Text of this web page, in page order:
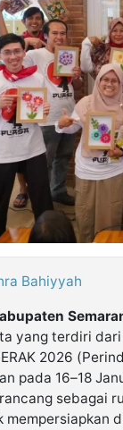
Bahiyyah
yang terdiri dari
2026
pada 16–18
sebagai
mempersiapkan